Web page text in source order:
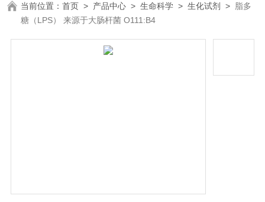
当前位置：首页 > 产品中心 >生命科学 >生化试剂 > 脂多
糖（LPS） 来源于大肠杆菌 O111:B4